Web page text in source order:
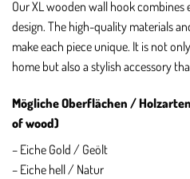
Our XL wooden wall hook
design. The high-quality materials
make each piece unique. It is not
home but also a stylish accessory
Mögliche Oberflächen /
of wood)
– Eiche Gold / Geölt
– Eiche hell / Natur